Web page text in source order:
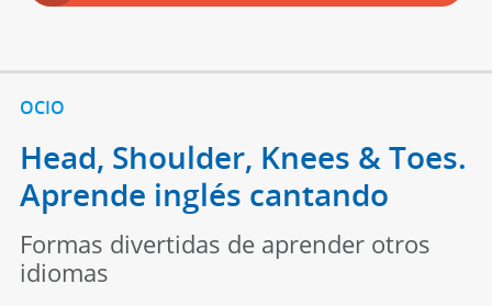
OCIO
Head, Shoulder, Knees & Toes.
Aprende inglés cantando
Formas divertidas de aprender otros
idiomas